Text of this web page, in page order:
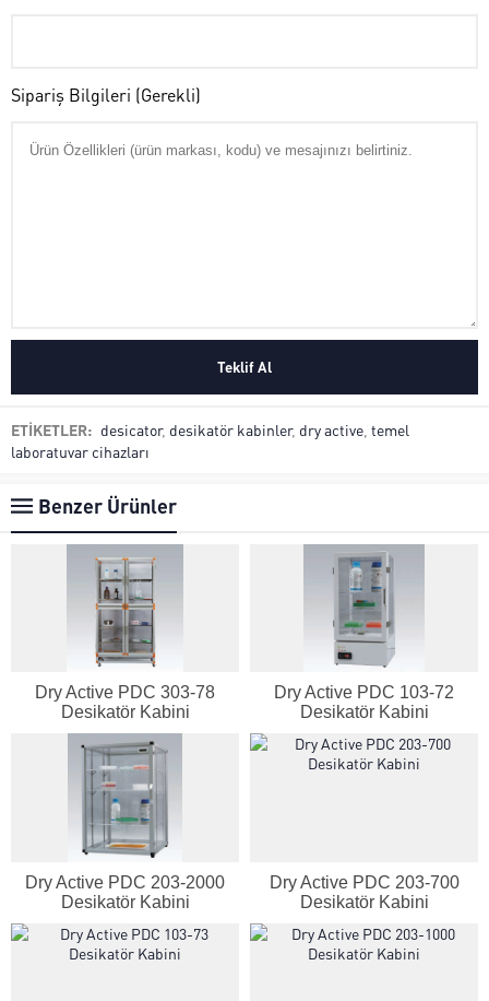
Sipariş Bilgileri (Gerekli)
ETİKETLER: desicator, desikatör kabinler, dry active temel
laboratuvar cihazları
Benzer Ürünler
Dry Active PDC 303-78
Desikatör Kabini
Dry Active PDC 103-72
Desikatör Kabini
Dry Active PDC 203-2000
Desikatör Kabini
Dry Active PDC 203-700
Desikatör Kabini
Genel Laboratuvar Cihazları
Grubu